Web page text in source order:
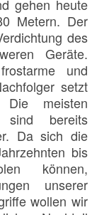
gehen heute
Metern. Der
des
Geräte.
und
setzt
meisten
sind bereits
Da sich die
bis
können,
unserer
wollen wir